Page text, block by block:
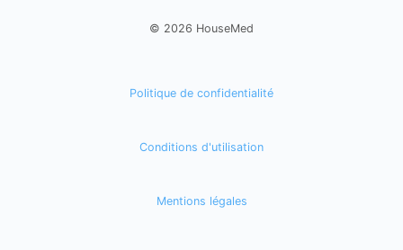
© 2026 HouseMed
Politique de confidentialité
Conditions d'utilisation
Mentions légales